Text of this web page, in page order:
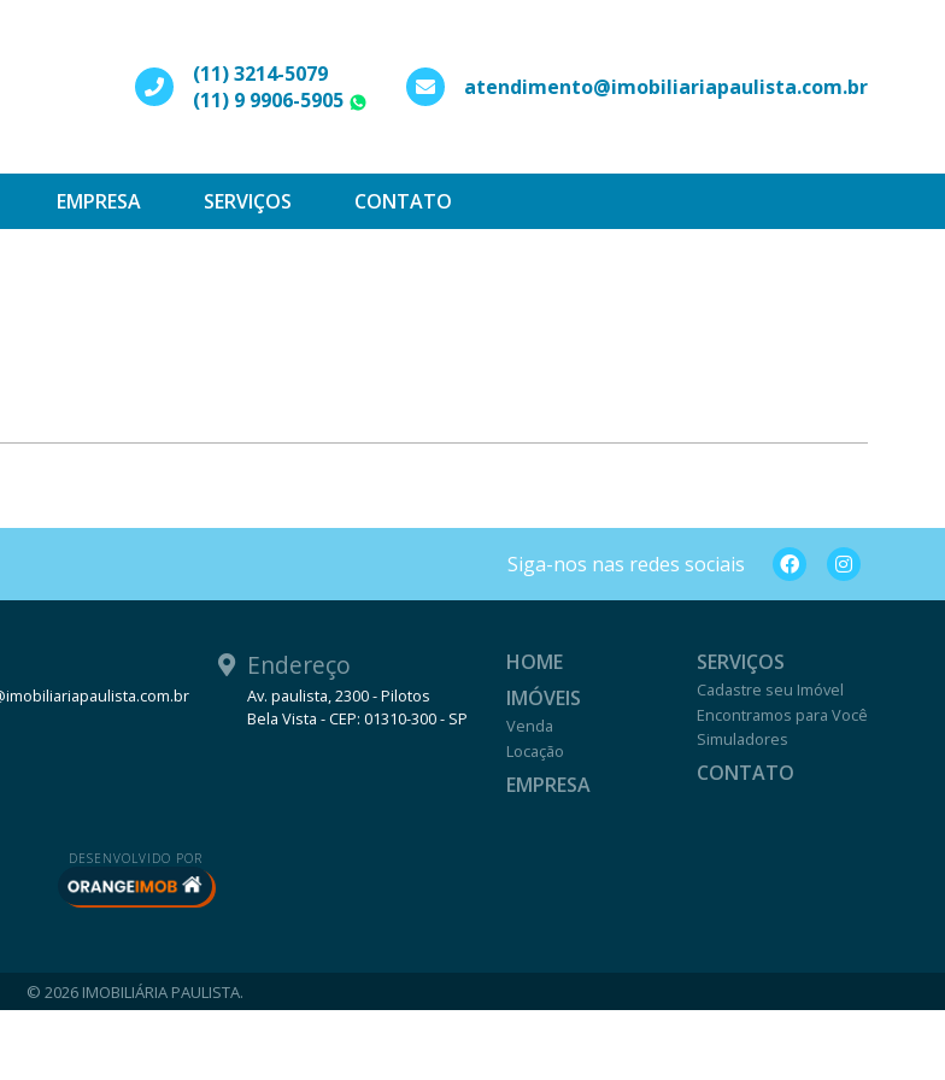
(11) 3214-5079
(11) 9 9906-5905
WhatsApp
atendimento@imobiliariapaulista.com.br
EMPRESA SERVIÇOS CONTATO
Siga-nos nas redes sociais
Endereço
Av. paulista, 2300 - Pilotos
Bela Vista - CEP: 01310-300 - SP
HOME
IMÓVEIS
Venda
Locação
EMPRESA
SERVIÇOS
Cadastre seu Imóvel
Encontramos para Você
Simuladores
CONTATO
DESENVOLVIDO POR
© 2026 IMOBILIÁRIA PAULISTA.